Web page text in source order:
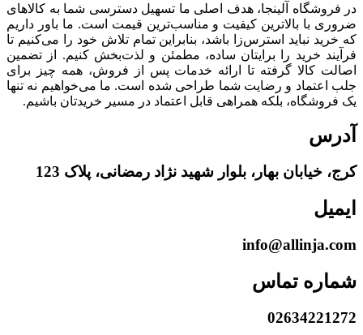
در فروشگاه آلینجا، هدف اصلی ما تسهیل دسترسی شما به کالاهای
ضروری با بالاترین کیفیت و مناسب‌ترین قیمت است. ما باور داریم
که خرید نباید استرس‌زا باشد، بنابراین تمام تلاش خود را می‌کنیم تا
فرآیند خرید را برایتان ساده، مطمئن و لذت‌بخش کنیم. از تضمین
اصالت کالا گرفته تا ارائه خدمات پس از فروش، همه چیز برای
جلب اعتماد و رضایت شما طراحی شده است. ما می‌خواهیم نه تنها
یک فروشگاه، بلکه همراهی قابل اعتماد در مسیر خریدتان باشیم.
آدرس
کرج، خیابان بهار، بلوار شهید نژاد رمضانی، پلاک 123
ایمیل
info@allinja.com
شماره تماس
02634221272